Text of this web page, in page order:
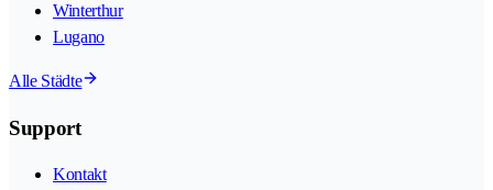
Winterthur
Lugano
Alle Städte
Support
Kontakt